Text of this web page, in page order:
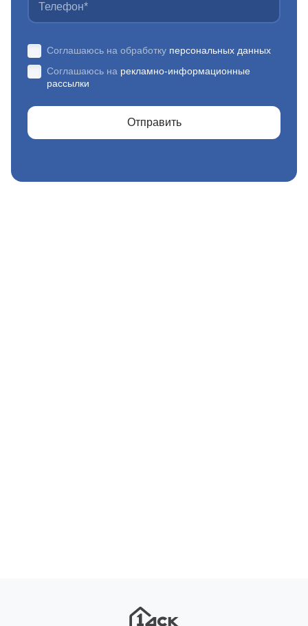
Соглашаюсь на обработку персональных данных
Соглашаюсь на рекламно-информационные
рассылки
Отправить
Подобрать квартиру